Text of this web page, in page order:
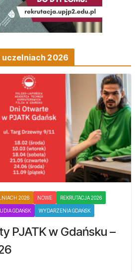
2026
2026 NOWE REKRUTACJA 2026
GDAŃSK WYDARZENIA GDAŃSK
PJATK w Gdańsku –